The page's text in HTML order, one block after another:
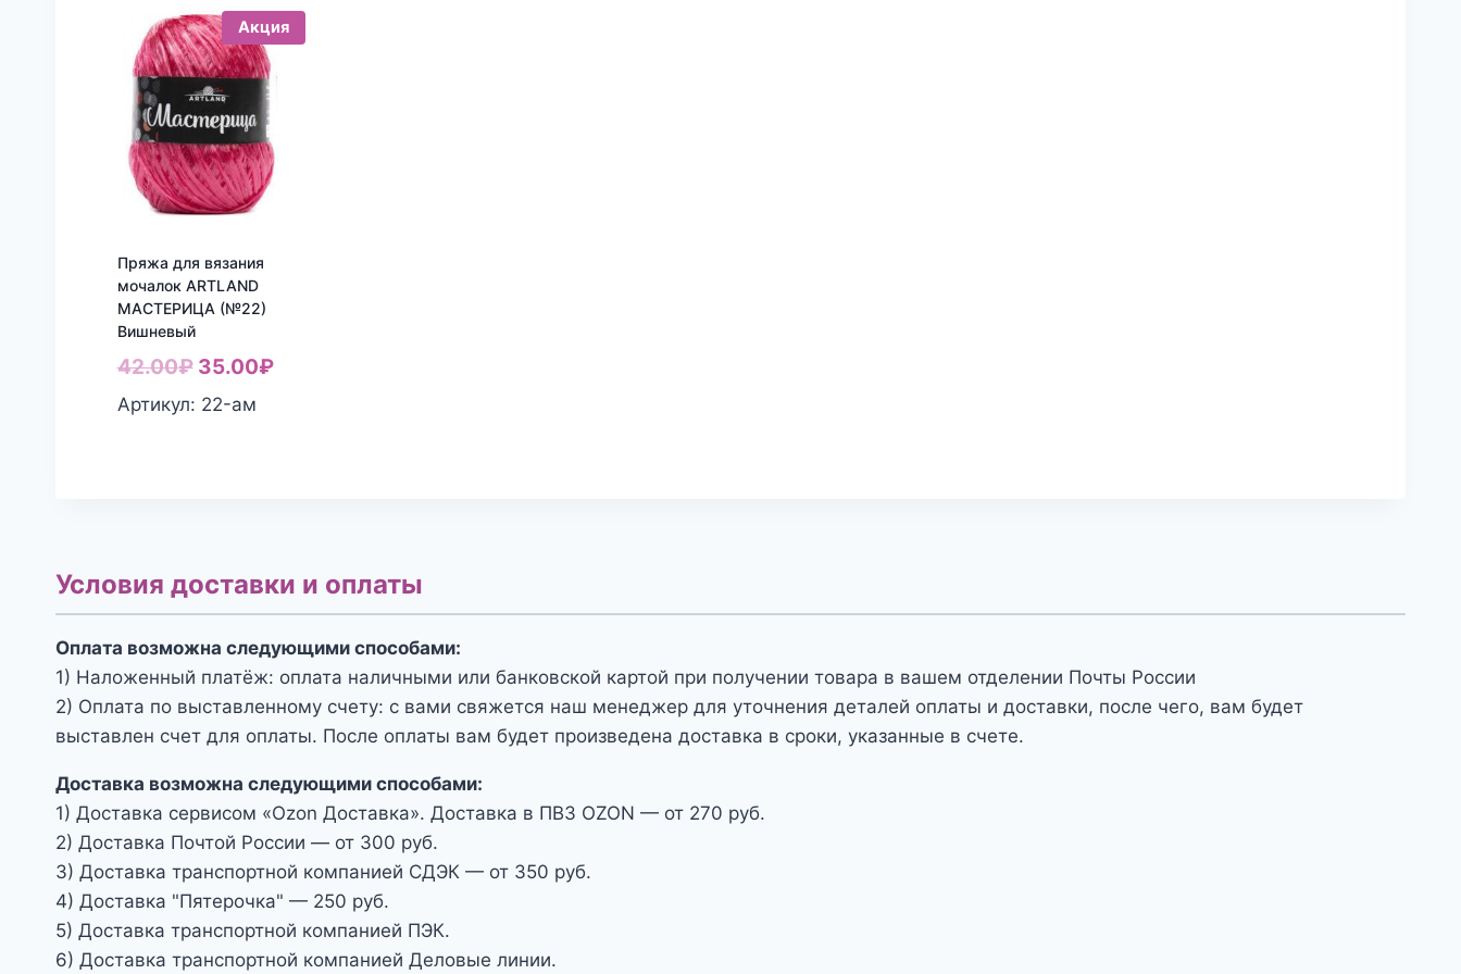
Акция
Пряжа для вязания
мочалок ARTLAND
МАСТЕРИЦА (№22)
Вишневый
42.00₽ Первоначальная
цена
35.00₽Текущая
Артикул: 22-aм
Условия доставки и оплаты
Оплата возможна следующими способами:
1) Наложенный платёж: оплата наличными или банковской картой при получении товара в вашем отделении Почты России
2) Оплата по выставленному счету: с вами свяжется наш менеджер для уточнения деталей оплаты и доставки, после чего, вам будет
выставлен счет для оплаты. После оплаты вам будет произведена доставка в сроки, указанные в счете.
Доставка возможна следующими способами:
1) Доставка сервисом «Ozon Доставка». Доставка в ПВЗ OZON — от 270 руб.
2) Доставка Почтой России — от 300 руб.
3) Доставка транспортной компанией СДЭК — от 350 руб.
4) Доставка "Пятерочка" — 250 руб.
5) Доставка транспортной компанией ПЭК.
6) Доставка транспортной компанией Деловые линии.